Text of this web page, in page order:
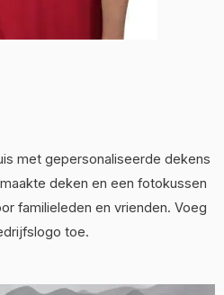
met gepersonaliseerde dekens
deken en een fotokussen
familieleden en vrienden. Voeg
toe.